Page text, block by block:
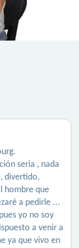
seria , nada
divertido,
hombre que
a pedirle ...
yo no soy
a venir a
ya que vivo en